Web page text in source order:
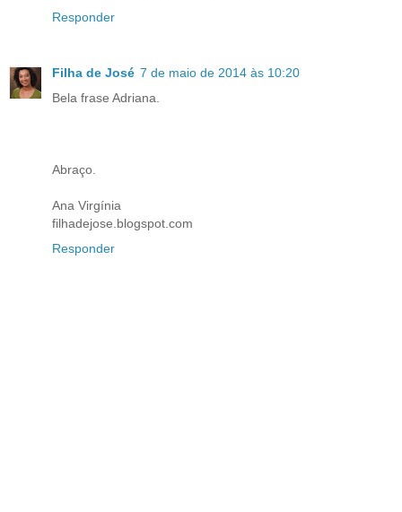
Responder
Filha de José 7 de maio de 2014 às 10:20
Bela frase Adriana.
Abraço.
Ana Virgínia
filhadejose.blogspot.com
Responder